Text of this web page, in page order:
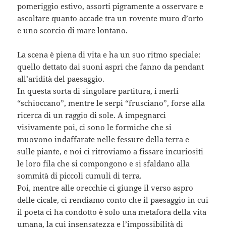
pomeriggio estivo, assorti pigramente a osservare e
ascoltare quanto accade tra un rovente muro d’orto
e uno scorcio di mare lontano.
La scena è piena di vita e ha un suo ritmo speciale:
quello dettato dai suoni aspri che fanno da pendant
all’aridità del paesaggio.
In questa sorta di singolare partitura, i merli
“schioccano”, mentre le serpi “frusciano”, forse alla
ricerca di un raggio di sole. A impegnarci
visivamente poi, ci sono le formiche che si
muovono indaffarate nelle fessure della terra e
sulle piante, e noi ci ritroviamo a fissare incuriositi
le loro fila che si compongono e si sfaldano alla
sommità di piccoli cumuli di terra.
Poi, mentre alle orecchie ci giunge il verso aspro
delle cicale, ci rendiamo conto che il paesaggio in cui
il poeta ci ha condotto è solo una metafora della vita
umana, la cui insensatezza e l’impossibilità di